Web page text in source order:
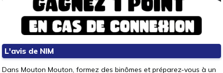
L'avis de NIM
Dans Mouton Mouton, formez des binômes et préparez-vous à un